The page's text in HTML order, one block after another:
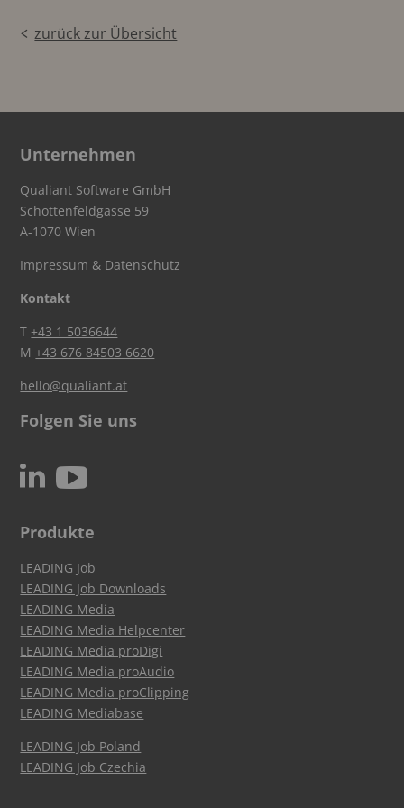
zurück zur Übersicht
Unternehmen
Qualiant Software GmbH
Schottenfeldgasse 59
A-1070 Wien
Impressum & Datenschutz
Kontakt
T+43 1 5036644
M+43 676 84503 6620
hello@qualiant.at
Folgen Sie uns
N c
Produkte
LEADING Job
LEADING Job Downloads
LEADING Media
LEADING Media Helpcenter
LEADING Media proDigi
LEADING Media proAudio
LEADING Media proClipping
LEADING Mediabase
LEADING Job Poland
LEADING Job Czechia